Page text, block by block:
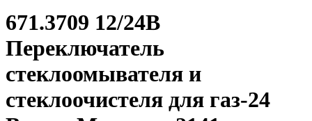
671.3709 12/24В
Переключатель
стеклоомывателя и
стеклоочистеля для газ-24